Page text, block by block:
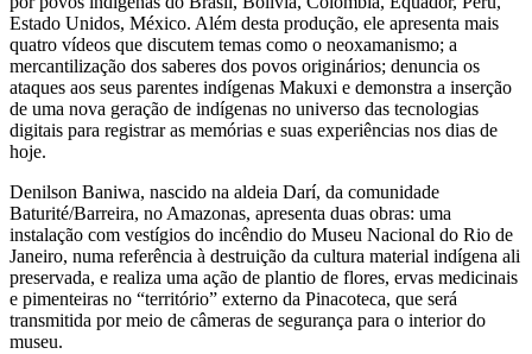
Estado Unidos, México. Além desta produção, ele apresenta mais
quatro vídeos que discutem temas como o neoxamanismo; a
mercantilização dos saberes dos povos originários; denuncia os
ataques aos seus parentes indígenas Makuxi e demonstra a inserção
de uma nova geração de indígenas no universo das tecnologias
digitais para registrar as memórias e suas experiências nos dias de
hoje.
Denilson Baniwa, nascido na aldeia Darí, da comunidade
Baturité/Barreira, no Amazonas, apresenta duas obras: uma
instalação com vestígios do incêndio do Museu Nacional do Rio de
Janeiro, numa referência à destruição da cultura material indígena ali
preservada, e realiza uma ação de plantio de flores, ervas medicinais
e pimenteiras no “território” externo da Pinacoteca, que será
transmitida por meio de câmeras de segurança para o interior do
museu.